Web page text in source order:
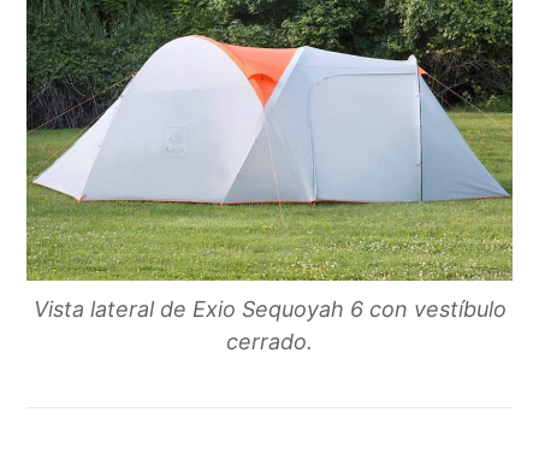
Vista lateral de Exio Sequoyah 6 con vestíbulo
cerrado.